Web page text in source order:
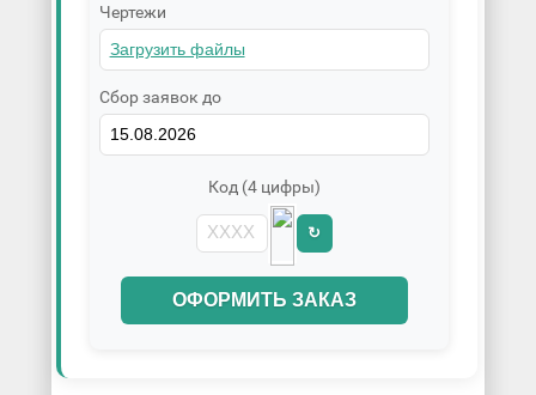
Чертежи
Сбор заявок до
Код (4 цифры)
↻
ОФОРМИТЬ ЗАКАЗ